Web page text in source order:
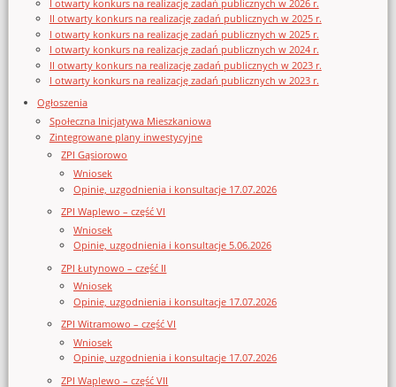
I otwarty konkurs na realizację zadań publicznych w 2026 r.
II otwarty konkurs na realizację zadań publicznych w 2025 r.
I otwarty konkurs na realizację zadań publicznych w 2025 r.
I otwarty konkurs na realizację zadań publicznych w 2024 r.
II otwarty konkurs na realizację zadań publicznych w 2023 r.
I otwarty konkurs na realizację zadań publicznych w 2023 r.
Ogłoszenia
Społeczna Inicjatywa Mieszkaniowa
Zintegrowane plany inwestycyjne
ZPI Gąsiorowo
Wniosek
Opinie, uzgodnienia i konsultacje 17.07.2026
ZPI Waplewo – część VI
Wniosek
Opinie, uzgodnienia i konsultacje 5.06.2026
ZPI Łutynowo – część II
Wniosek
Opinie, uzgodnienia i konsultacje 17.07.2026
ZPI Witramowo – część VI
Wniosek
Opinie, uzgodnienia i konsultacje 17.07.2026
ZPI Waplewo – część VII